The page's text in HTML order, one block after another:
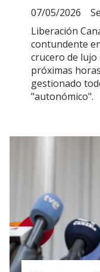
07/05/2026
Liberación
contundente
crucero de lujo
próximas
gestionado
"autonómico".